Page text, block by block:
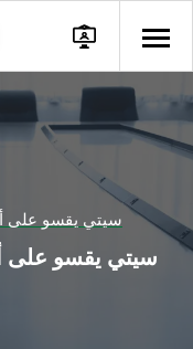
سيتي يقسو على
سيتي يقسو على